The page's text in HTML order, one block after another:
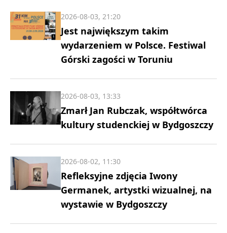
Jest największym takim
wydarzeniem w Polsce. Festiwal
Górski zagości w Toruniu
2026-08-03, 21:20
Zmarł Jan Rubczak, współtwórca
kultury studenckiej w Bydgoszczy
2026-08-03, 13:33
Refleksyjne zdjęcia Iwony
Germanek, artystki wizualnej, na
wystawie w Bydgoszczy
2026-08-02, 11:30